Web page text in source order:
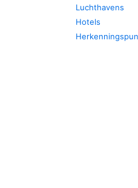
Luchthavens
Hotels